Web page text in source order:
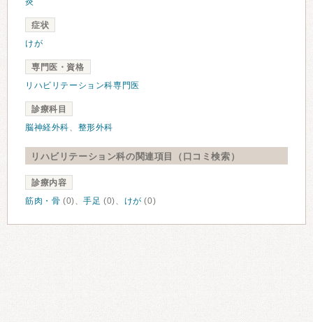
症状
けが
専門医・資格
リハビリテーション科専門医
診療科目
脳神経外科、 整形外科
リハビリテーション科の関連項目（口コミ検索）
診療内容
筋肉・骨 (0)、手足 (0)、 けが (0)